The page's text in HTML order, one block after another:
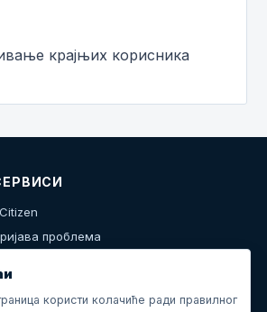
крајњих корисника
проблема
користи колачиће ради правилног